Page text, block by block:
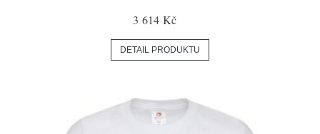
3 614 Kč
DETAIL PRODUKTU